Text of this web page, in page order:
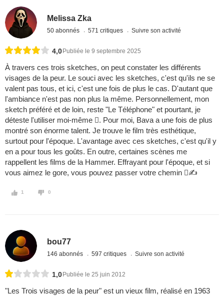
Melissa Zka
50 abonnés 571 critiques Suivre son activité
4,0 Publiée le 9 septembre 2025
À travers ces trois sketches, on peut constater les différents
visages de la peur. Le souci avec les sketches, c'est qu'ils ne se
valent pas tous, et ici, c'est une fois de plus le cas. D'autant que
l'ambiance n'est pas non plus la même. Personnellement, mon
sketch préféré et de loin, reste "Le Téléphone" et pourtant, je
déteste l'utiliser moi-même . Pour moi, Bava a une fois de plus
montré son énorme talent. Je trouve le film très esthétique,
surtout pour l'époque. L'avantage avec ces sketches, c'est qu'il y
en a pour tous les goûts. En outre, certaines scènes me
rappellent les films de la Hammer. Effrayant pour l'époque, et si
vous aimez le gore, vous pouvez passer votre chemin ✍️
1 0
bou77
146 abonnés 597 critiques Suivre son activité
1,0 Publiée le 25 juin 2012
"Les Trois visages de la peur" est un vieux film, réalisé en 1963